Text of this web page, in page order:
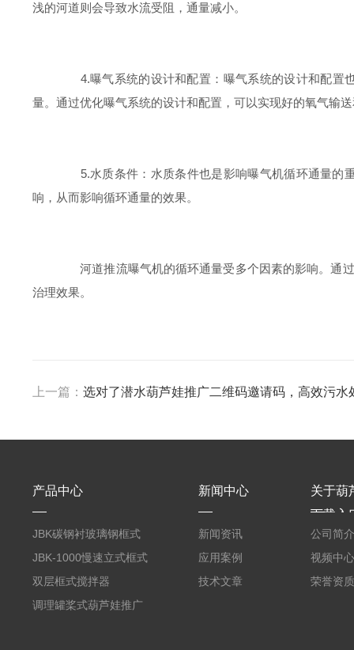
浅的河道则会导致水流受阻，通量减小。
4.曝气系统的设计和配置：曝气系统的设计和配置也
量。通过优化曝气系统的设计和配置，可以实现好的氧气输送
5.水质条件：水质条件也是影响曝气机循环通量的重要
响，从而影响循环通量的效果。
河道推流曝气机的循环通量受多个因素的影响。通过
治理效果。
上一篇： 选对了潜水葫芦娃推广二维码邀请码，高效污
产品中心
JBK碳钢衬玻璃钢框式
葫芦娃推广二维码邀请
码
JBK-1000慢速立式框式
葫芦娃推广二维码邀请
码
双层框式搅拌器
调理罐桨式葫芦娃推广
新闻中心
新闻资讯
应用案例
技术文章
关于葫
下载入
公司简介
视频中心
荣誉资质